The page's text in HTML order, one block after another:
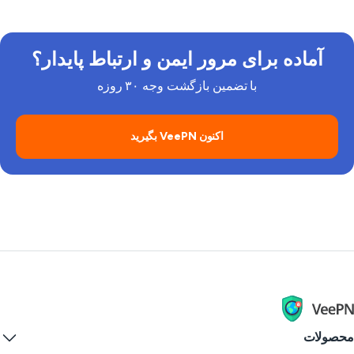
آماده برای مرور ایمن و ارتباط پایدار؟
با تضمین بازگشت وجه ۳۰ روزه
اکنون VeePN بگیرید